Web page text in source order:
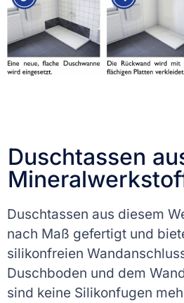
Duschtassen
Duschtassen aus diesem
nach Maß gefertigt und
silikonfreien
Duschboden und dem
sind keine Silikonfugen